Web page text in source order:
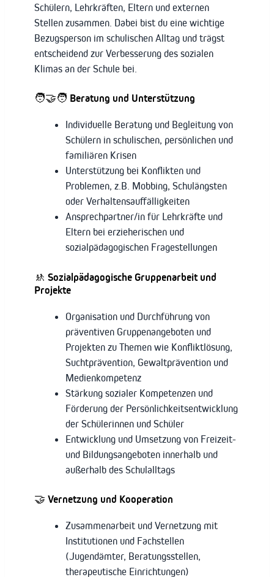
Schülern, Lehrkräften, Eltern und externen
Stellen zusammen. Dabei bist du eine wichtige
Bezugsperson im schulischen Alltag und trägst
entscheidend zur Verbesserung des sozialen
Klimas an der Schule bei.
🧑‍🤝‍🧑 Beratung und Unterstützung
Individuelle Beratung und Begleitung von
Schülern in schulischen, persönlichen und
familiären Krisen
Unterstützung bei Konflikten und
Problemen, z.B. Mobbing, Schulängsten
oder Verhaltensauffälligkeiten
Ansprechpartner/in für Lehrkräfte und
Eltern bei erzieherischen und
sozialpädagogischen Fragestellungen
🚸 Sozialpädagogische Gruppenarbeit und
Projekte
Organisation und Durchführung von
präventiven Gruppenangeboten und
Projekten zu Themen wie Konfliktlösung,
Suchtprävention, Gewaltprävention und
Medienkompetenz
Stärkung sozialer Kompetenzen und
Förderung der Persönlichkeitsentwicklung
der Schülerinnen und Schüler
Entwicklung und Umsetzung von Freizeit-
und Bildungsangeboten innerhalb und
außerhalb des Schulalltags
🤝 Vernetzung und Kooperation
Zusammenarbeit und Vernetzung mit
Institutionen und Fachstellen
(Jugendämter, Beratungsstellen,
therapeutische Einrichtungen)